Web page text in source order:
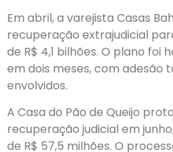
Em abril, a varejista Casas
recuperação extrajudicial
de R$ 4,1 bilhões. O plano foi
em dois meses, com adesão
envolvidos.
A Casa do Pão de Queijo
recuperação judicial em
de R$ 57,5 milhões. O